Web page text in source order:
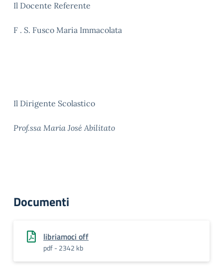
Il Docente Referente
F . S. Fusco Maria Immacolata
Il Dirigente Scolastico
Prof.ssa Maria José Abilitato
Documenti
libriamoci off
pdf - 2342 kb